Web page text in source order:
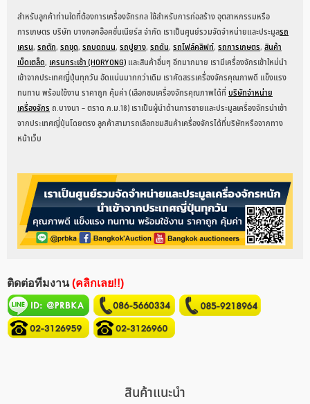
สำหรับลูกค้าท่านใดที่ต้องการเครื่องจักรกล ใช้สำหรับการก่อสร้าง อุตสาหกรรมหรือ
การเกษตร บริษัท บางกอกอ๊อคชั่นเนียร์ส จำกัด เราเป็นศูนย์รวมจัดจำหน่ายและประมูลรถ
เครน, รถตัก, รถขุด, รถบดถนน, รถปูยาง, รถดัน, รถโฟล์คลิฟท์, รถการเกษตร, สินค้า
เบ็ดเตล็ด, เครนกระเช้า (HORYONG) และสินค้าอื่นๆ อีกมากมาย เรามีเครื่องจักรเข้าใหม่นำ
เข้าจากประเทศญี่ปุ่นทุกวัน อัดแน่นมากกว่าเดิม เราคัดสรรเครื่องจักรคุณภาพดี แข็งแรง
ทนทาน พร้อมใช้งาน ราคาถูก คุ้มค่า (เลือกชมเครื่องจักรคุณภาพได้ที่ บริษัทจำหน่าย
เครื่องจักร ถ.บางนา – ตราด ก.ม.18) เราเป็นผู้นำด้านการขายและประมูลเครื่องจักรนำเข้า
จากประเทศญี่ปุ่นโดยตรง ลูกค้าสามารถเลือกชมสินค้าเครื่องจักรได้ที่บริษัทหรือจากทาง
หน้าเว็บ
ติดต่อทีมงาน (คลิกเลย!!)
สินค้าแนะนำ